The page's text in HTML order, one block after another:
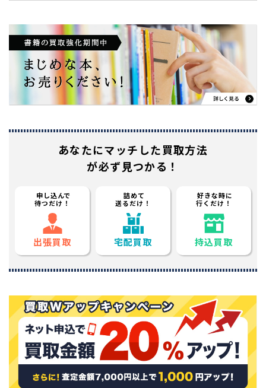
あなたにマッチした買取方法
が必ず見つかる！
申し込んで
待つだけ！
出張買取
詰めて
送るだけ！
宅配買取
好きな時に
行くだけ！
持込買取